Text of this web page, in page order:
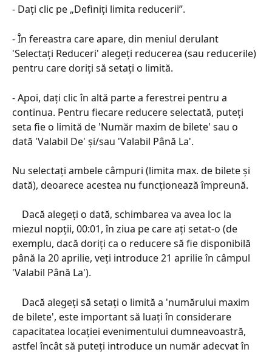
- Dați clic pe „Definiți limita reducerii”.
- În fereastra care apare, din meniul derulant
'Selectați Reduceri' alegeți reducerea (sau reducerile)
pentru care doriți să setați o limită.
- Apoi, dați clic în altă parte a ferestrei pentru a
continua. Pentru fiecare reducere selectată, puteți
seta fie o limită de 'Număr maxim de bilete' sau o
dată 'Valabil De' și/sau 'Valabil Până La'.
Nu selectați ambele câmpuri (limita max. de bilete și
dată), deoarece acestea nu funcționează împreună.
miezul nopții, 00:01, în ziua pe care ați setat-o (de
exemplu, dacă doriți ca o reducere să fie disponibilă
până la 20 aprilie, veți introduce 21 aprilie în câmpul
'Valabil Până La').
de bilete', este important să luați în considerare
capacitatea locației evenimentului dumneavoastră,
astfel încât să puteți introduce un număr adecvat în